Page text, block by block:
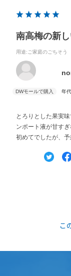
南高梅の新
用途:ご家庭のごちそう
年
とろりとした果実
ンポート液が甘す
初めてでしたが、
こ